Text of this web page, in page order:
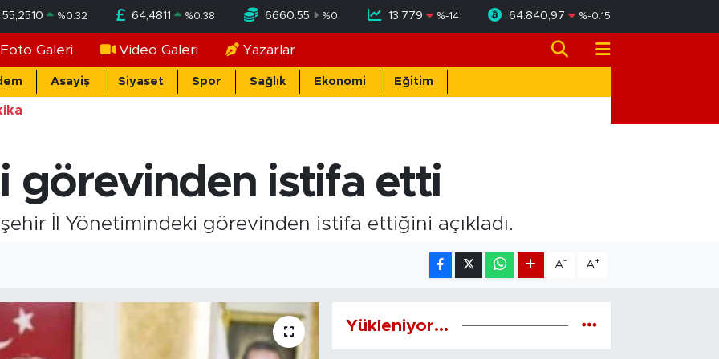
55,2510 %0.32 64,4811 %0.38 6660.55 %0 13.779 %-14 64.840,97 %-0.15
Foto Galeri Video Galeri Yazarlar
Asayiş Siyaset Spor Sağlık Ekonomi Eğitim
görevinden istifa etti
İl Yönetimindeki görevinden istifa ettiğini açıkladı.
A- A+
Yükleniyor...